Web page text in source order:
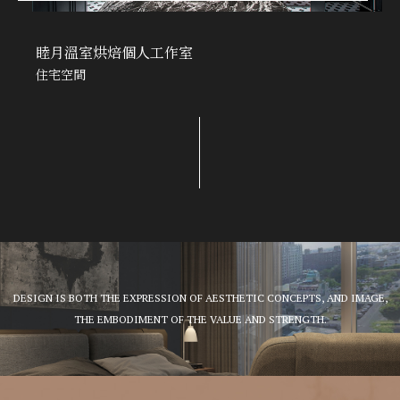
睦月溫室烘焙個人工作室
住宅空間
DESIGN IS BOTH THE EXPRESSION OF AESTHETIC CONCEPTS, AND IMAGE,
THE EMBODIMENT OF THE VALUE AND STRENGTH.